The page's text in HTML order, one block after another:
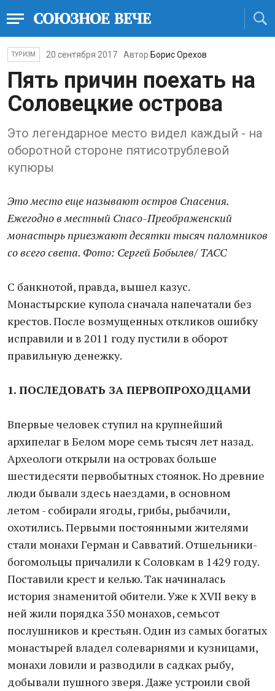
ТУРИЗМ 20 сентября 2017 Автор Борис Орехов
Пять причин поехать на
Соловецкие острова
Это легендарное место видел каждый - на
оборотной стороне пятисотрублевой
купюры
Это место еще называют остров Спасения.
Ежегодно в местный Спасо-Преображенский
монастырь приезжают десятки тысяч паломников
со всего света. Фото: Сергей Бобылев/ТАСС
С банкнотой, правда, вышел казус.
Монастырские купола сначала напечатали без
крестов. После возмущенных откликов ошибку
исправили и в 2011 году пустили в оборот
правильную денежку.
1. ПОСЛЕДОВАТЬ ЗА ПЕРВОПРОХОДЦАМИ
Впервые человек ступил на крупнейший
архипелаг в Белом море семь тысяч лет назад.
Археологи открыли на островах больше
шестидесяти первобытных стоянок. Но древние
люди бывали здесь наездами, в основном
летом - собирали ягоды, грибы, рыбачили,
охотились. Первыми постоянными жителями
стали монахи Герман и Савватий. Отшельники-
богомольцы причалили к Соловкам в 1429 году.
Поставили крест и келью. Так начиналась
история знаменитой обители. Уже к XVII веку в
ней жили порядка 350 монахов, семьсот
послушников и крестьян. Один из самых богатых
монастырей владел солеварнями и кузницами,
монахи ловили и разводили в садках рыбу,
добывали пушного зверя. Даже устроили свой